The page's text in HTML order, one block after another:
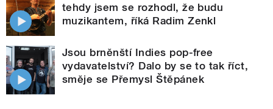
tehdy jsem se rozhodl, že budu
muzikantem, říká Radim Zenkl
Jsou brněnští Indies pop-free
vydavatelství? Dalo by se to tak říct,
směje se Přemysl Štěpánek